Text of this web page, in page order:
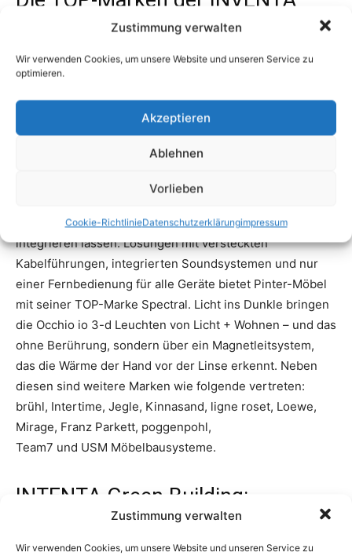
Zustimmung verwalten
Wir verwenden Cookies, um unsere Website und unseren Service zu
optimieren.
Akzeptieren
Ablehnen
Vorlieben
Cookie-RichtlinieDatenschutzerklärungimpressum